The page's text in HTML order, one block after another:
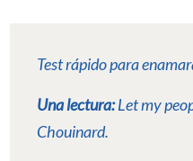
Test rápido para
Una lectura:Let my
Chouinard.